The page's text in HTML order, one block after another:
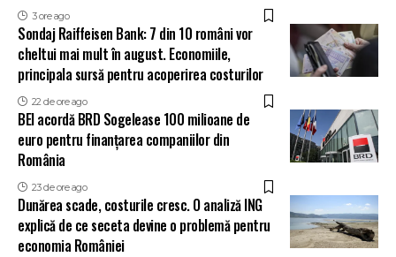
3 ore ago
Sondaj Raiffeisen Bank: 7 din 10 români vor
cheltui mai mult în august. Economiile,
principala sursă pentru acoperirea costurilor
22 de ore ago
BEI acordă BRD Sogelease 100 milioane de
euro pentru finanțarea companiilor din
România
23 de ore ago
Dunărea scade, costurile cresc. O analiză ING
explică de ce seceta devine o problemă pentru
economia României